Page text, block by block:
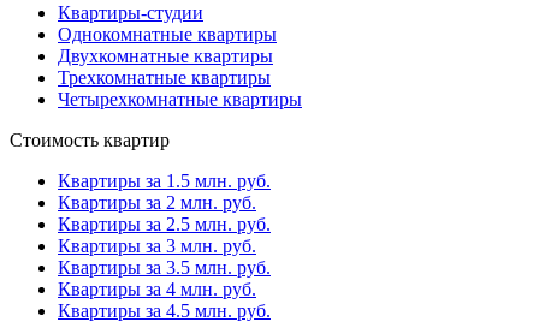
Квартиры-студии
Однокомнатные квартиры
Двухкомнатные квартиры
Трехкомнатные квартиры
Четырехкомнатные квартиры
Стоимость квартир
Квартиры за 1.5 млн. руб.
Квартиры за 2 млн. руб.
Квартиры за 2.5 млн. руб.
Квартиры за 3 млн. руб.
Квартиры за 3.5 млн. руб.
Квартиры за 4 млн. руб.
Квартиры за 4.5 млн. руб.